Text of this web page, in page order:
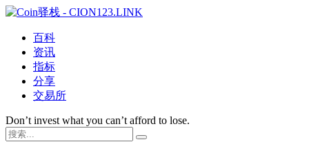
百科
资讯
指标
分享
交易所
Don’t invest what you can’t afford to lose.